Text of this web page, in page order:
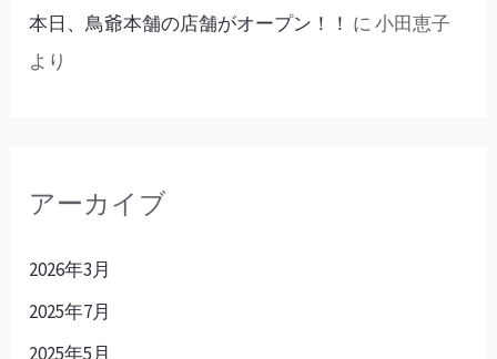
本日、鳥爺本舗の店舗がオープン！！ に小田恵子
より
アーカイブ
2026年3月
2025年7月
2025年5月